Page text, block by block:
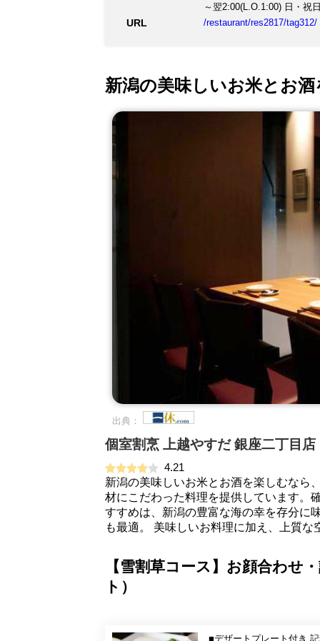
～翌2:00(L.O.1:00) 日・祝
URL /restaurant/res2817/tag312/
新潟の美味しいお米とお
出典：
個室割烹 上越やすだ 銀座二丁目店
4.21
新潟の美味しいお米とお酒を楽しむなら
材にこだわった料理を提供しています。
すすめは、新潟の豊富な海の幸を存分に
も最適。 美味しいお料理に加え、上質な
【雪割草コース】お顔合わせ
ト）
■デザートプレート付き